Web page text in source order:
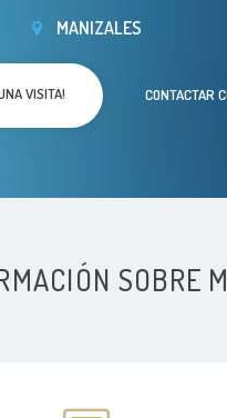
MANIZALES
VISITA! CONTACTAR
SOBRE